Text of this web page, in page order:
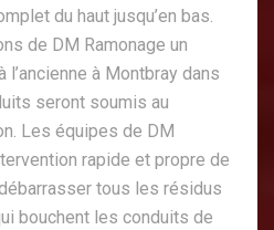
du haut jusqu’en bas.
de DM Ramonage un
l’ancienne à Montbray dans
seront soumis au
Les équipes de DM
rapide et propre de
tous les résidus
bouchent les conduits de